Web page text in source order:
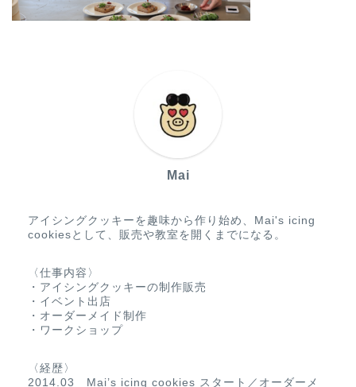
Mai
アイシングクッキーを趣味から作り始め、Mai's icing
cookiesとして、販売や教室を開くまでになる。
〈仕事内容〉
・アイシングクッキーの制作販売
・イベント出店
・オーダーメイド制作
・ワークショップ
〈経歴〉
2014.03 Mai’s icing cookies スタート／オーダーメ